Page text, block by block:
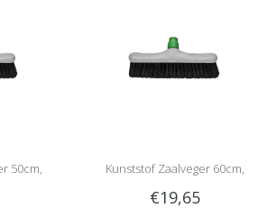
50cm, Kunststof Zaalveger 60cm,
Gemengd haar
€19,65